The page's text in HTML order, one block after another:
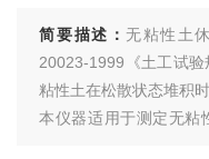
简要描述：无粘性土
20023-1999《土工试
粘性土在松散状态堆积
本仪器适用于测定无粘